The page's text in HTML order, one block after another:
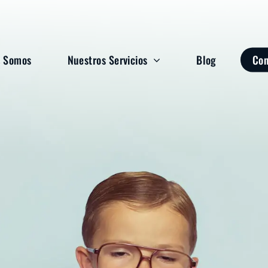
Nuestros Servicios Blog
Nuestros Servicios Blog